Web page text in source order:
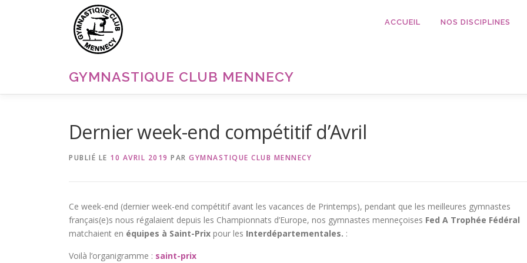
GYMNASTIQUE CLUB MENNECY
ACCUEIL NOS DISCIPLINES
Dernier week-end compétitif d’Avril
PUBLIÉ LE 10 AVRIL 2019 PAR GYMNASTIQUE CLUB MENNECY
Ce week-end (dernier week-end compétitif avant les vacances de Printemps), pendant que les meilleures gymnastes
français(e)s nous régalaient depuis les Championnats d’Europe, nos gymnastes menneçoises Fed A Trophée Fédéral
matchaient en équipes à Saint-Prix pour les Interdépartementales. :
Voilà l’organigramme : saint-prix